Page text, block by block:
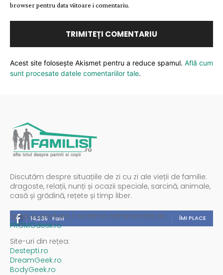
browser pentru data viitoare i comentariu.
Acest site folosește Akismet pentru a reduce spamul. Află cum
sunt procesate datele comentariilor tale.
Discutăm despre situațiile de zi cu zi ale vieții de familie:
dragoste, relații, nunți și ocazii speciale, sarcină, animale,
casă și grădină, rețete și timp liber.
14,235 Fani ÎMI PLACE
Spații publicitare / reclamă administrată de
PROMOdesk.ro
Site-uri din rețea:
Destepti.ro
DreamGeek.ro
BodyGeek.ro